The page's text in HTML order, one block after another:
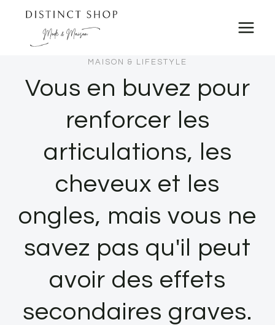
MAISON & LIFESTYLE
Vous en buvez pour
renforcer les
articulations, les
cheveux et les
ongles, mais vous ne
savez pas qu'il peut
avoir des effets
secondaires graves.